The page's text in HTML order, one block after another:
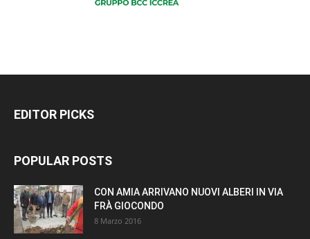
EDITOR PICKS
POPULAR POSTS
CON AMIA ARRIVANO NUOVI ALBERI IN VIA
FRÀ GIOCONDO
8 Marzo 2016